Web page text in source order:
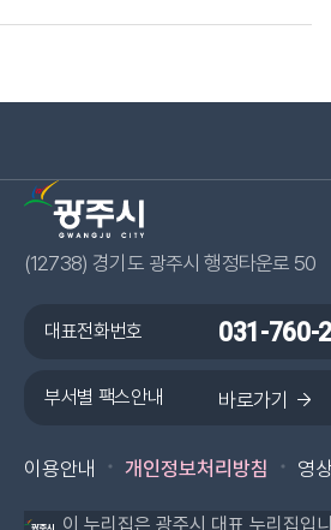
(12738) 경기도 광주시 행정타운로 50
대표전화번호 031-760-
부서별 팩스안내 바로가기
광주시 페이스
광주시
이용안내 개인정보처리방침 영
이 누리집은 광주시 대표 누리집입